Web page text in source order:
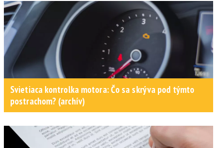
Svietiaca kontrolka motora: Čo sa skrýva pod týmto
postrachom? (archív)